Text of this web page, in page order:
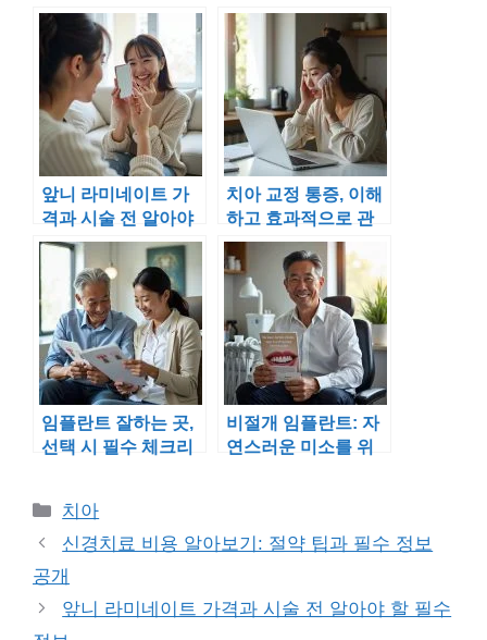
앞니 라미네이트 가
격과 시술 전 알아야
할 필수 정보
치아 교정 통증, 이해
하고 효과적으로 관
리하는 방법
임플란트 잘하는 곳,
선택 시 필수 체크리
비절개 임플란트: 자
연스러운 미소를 위
Categories
치아
신경치료 비용 알아보기: 절약 팁과 필수 정보
공개
앞니 라미네이트 가격과 시술 전 알아야 할 필수